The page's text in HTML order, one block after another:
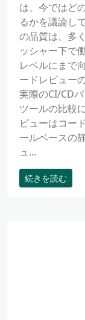
は、今ではど
るかを議論し
の品質は、多
ッシャー下で
レベルにまで
ードレビュー
実際のCI/CD
ツールの比較
ビューはコー
ールベースの
ュ...
続きを読む